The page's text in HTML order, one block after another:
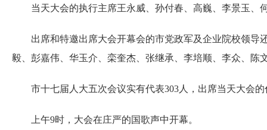
当天大会的执行主席王永威、孙付春、高巍、李景玉、
出席和特邀出席大会开幕会的市党政军及企业院校领导
毅、彭嘉伟、华玉介、栾奎杰、张继承、李培顺、李众、
市十七届人大五次会议实有代表303人，出席当天大会的
上午9时，大会在庄严的国歌声中开幕。